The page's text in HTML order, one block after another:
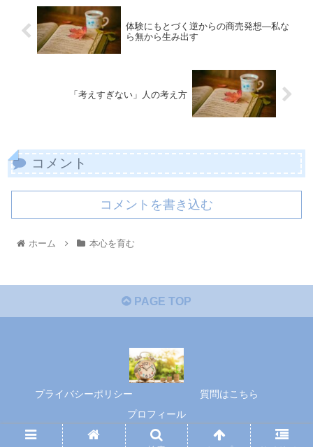
体験にもとづく逆からの商売発想―私な
ら無から生み出す
「考えすぎない」人の考え方
コメント
コメントを書き込む
ホーム 本心を育む
PAGE TOP
プライバシーポリシー
質問はこちら
プロフィール
© 2020 本心を育む.